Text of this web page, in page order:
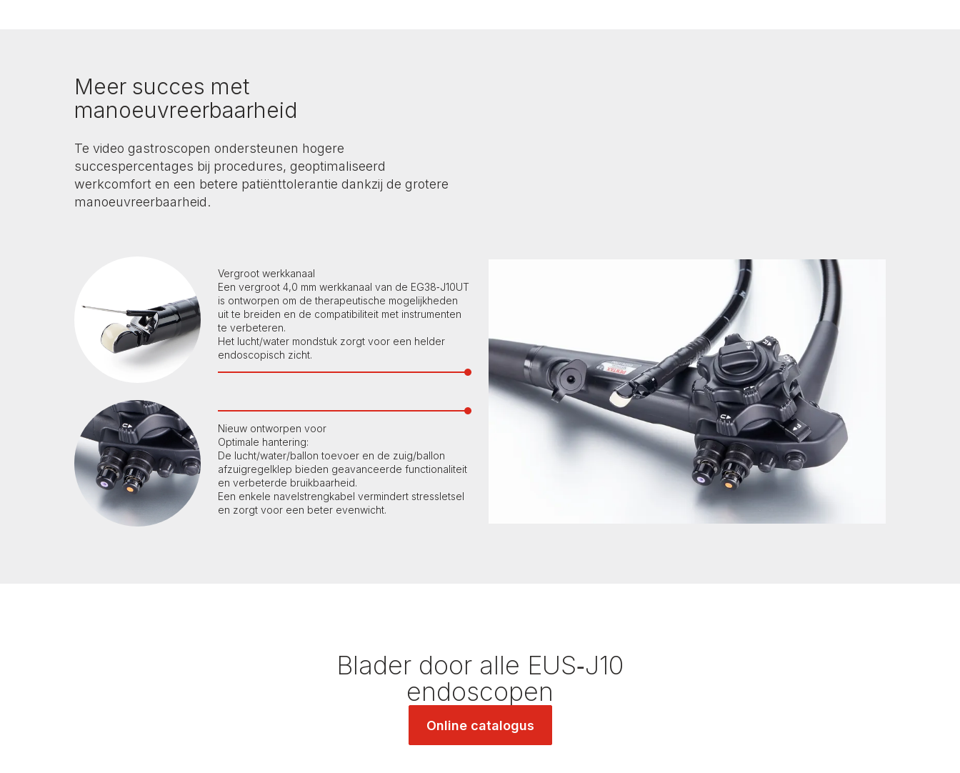
Meer succes met
manoeuvreerbaarheid
Te video gastroscopen ondersteunen hogere
succespercentages bij procedures, geoptimaliseerd
werkcomfort en een betere patiënttolerantie dankzij de grotere
manoeuvreerbaarheid.
Vergroot werkkanaal
Een vergroot 4,0 mm werkkanaal van de EG38‑J10UT
is ontworpen om de therapeutische mogelijkheden
uit te breiden en de compatibiliteit met instrumenten
te verbeteren.
Het lucht/water mondstuk zorgt voor een helder
endoscopisch zicht.
Nieuw ontworpen voor
Optimale hantering:
De lucht/water/ballon toevoer en de zuig/ballon
afzuigregelklep bieden geavanceerde functionaliteit
en verbeterde bruikbaarheid.
Een enkele navelstrengkabel vermindert stressletsel
en zorgt voor een beter evenwicht.
Blader door alle EUS‑J10
endoscopen
Online catalogus